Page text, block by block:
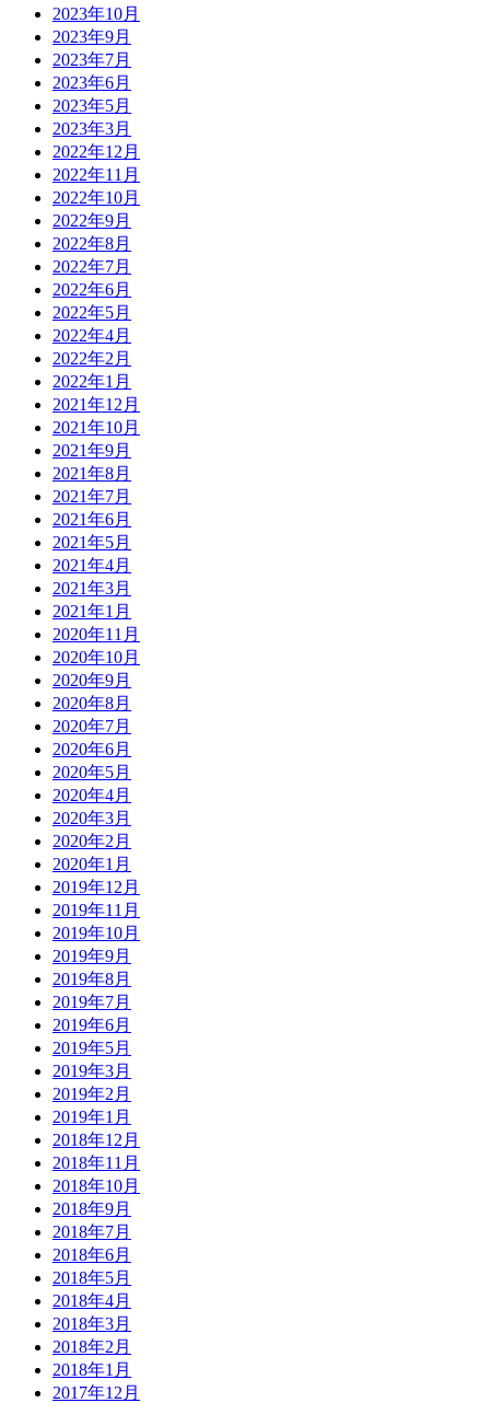
2023年10月
2023年9月
2023年7月
2023年6月
2023年5月
2023年3月
2022年12月
2022年11月
2022年10月
2022年9月
2022年8月
2022年7月
2022年6月
2022年5月
2022年4月
2022年2月
2022年1月
2021年12月
2021年10月
2021年9月
2021年8月
2021年7月
2021年6月
2021年5月
2021年4月
2021年3月
2021年1月
2020年11月
2020年10月
2020年9月
2020年8月
2020年7月
2020年6月
2020年5月
2020年4月
2020年3月
2020年2月
2020年1月
2019年12月
2019年11月
2019年10月
2019年9月
2019年8月
2019年7月
2019年6月
2019年5月
2019年3月
2019年2月
2019年1月
2018年12月
2018年11月
2018年10月
2018年9月
2018年7月
2018年6月
2018年5月
2018年4月
2018年3月
2018年2月
2018年1月
2017年12月